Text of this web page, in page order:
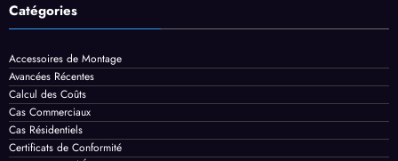
Catégories
Accessoires de Montage
Avancées Récentes
Calcul des Coûts
Cas Commerciaux
Cas Résidentiels
Certificats de Conformité